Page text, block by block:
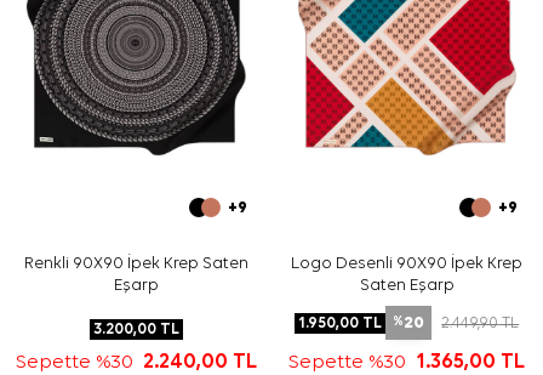
+9
Renkli 90X90 İpek Krep Saten
Eşarp
3.200,00TL
Sepette %30 2.240,00 TL
+9
Logo Desenli 90X90 İpek Krep
Saten Eşarp
1.950,00 TL %20 2.449,90TL
Sepette %30 1.365,00 TL